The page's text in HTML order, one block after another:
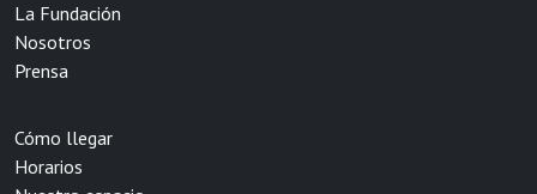
La Fundación
Nosotros
Prensa
Cómo llegar
Horarios